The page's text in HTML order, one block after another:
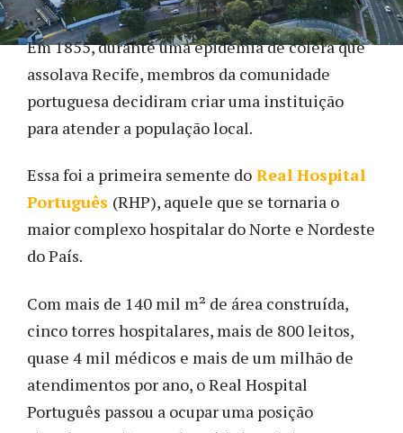
Em 1855, durante uma epidemia de cólera que
assolava Recife, membros da comunidade
portuguesa decidiram criar uma instituição
para atender a população local.
Essa foi a primeira semente do Real Hospital
Português (RHP), aquele que se tornaria o
maior complexo hospitalar do Norte e Nordeste
do País.
Com mais de 140 mil m² de área construída,
cinco torres hospitalares, mais de 800 leitos,
quase 4 mil médicos e mais de um milhão de
atendimentos por ano, o Real Hospital
Português passou a ocupar uma posição